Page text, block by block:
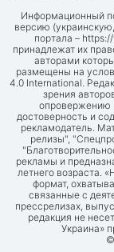
Информационный
версию
портала –
принадлежат их
авторами
размещены на
4.0 International.
зрения
опровержению
достоверность и
рекламодатель.
релизы",
рекламы и
летнего возраста.
формат,
связанные с
прессрелизах,
редакция не
Украина»